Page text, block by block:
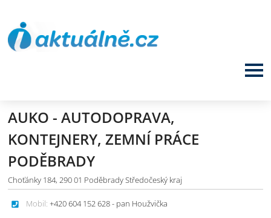
AUKO - AUTODOPRAVA,
KONTEJNERY, ZEMNÍ PRÁCE
PODĚBRADY
Choťánky 184, 290 01 Poděbrady Středočeský kraj
Mobil: +420 604 152 628 - pan Houžvička